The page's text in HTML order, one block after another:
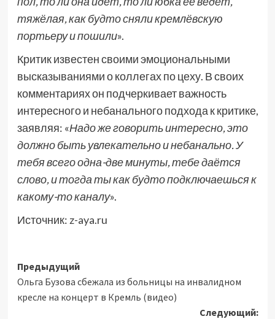
тяжёлая, как будто сняли кремлёвскую
портьеру и пошили».
Критик известен своими эмоциональными
высказываниями о коллегах по цеху. В своих
комментариях он подчеркивает важность
интересного и небанального подхода к критике,
заявляя: «Надо же говорить интересно, это
должно быть увлекательно и небанально. У
тебя всего одна-две минуты, тебе даётся
слово, и тогда ты как будто подключаешься к
какому-то каналу».
Источник: z-aya.ru
Навигация
записи
Предыдущий
Ольга Бузова сбежала из больницы на инвалидном
кресле на концерт в Кремль (видео)
Следующий: